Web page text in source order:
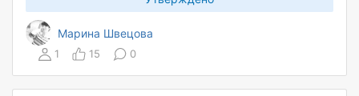
Марина Швецова
1 15 0